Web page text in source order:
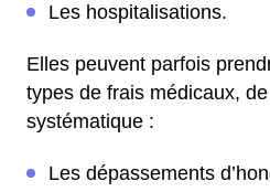
Les hospitalisations.
Elles peuvent parfois
types de frais médicaux,
systématique :
Les dépassements